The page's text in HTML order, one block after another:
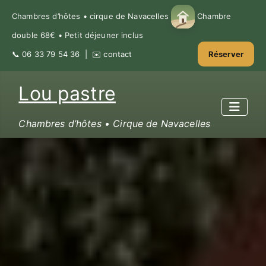
Chambres d’hôtes • cirque de Navacelles Chambre
double 68€ • Petit déjeuner inclus
📞06 33 79 54 36 | ✉️contact Réserver
Lou pastre
Chambres d’hôtes • Cirque de Navacelles